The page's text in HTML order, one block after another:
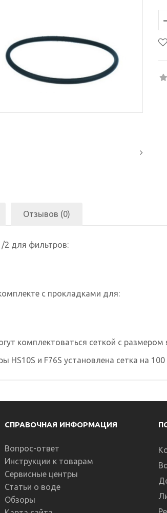
Отзывов (0)
2 для фильтров:
с прокладками для:
комплектоваться сеткой с
HS10S и F76S установлена сетка на
СПРАВОЧНАЯ ИНФОРМАЦИЯ
Вопрос-ответ
Инструкции к товарам
Сервисные центры
Статьи о воде
Обзоры